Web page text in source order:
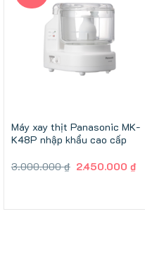
Máy xay thịt Panasonic MK-
K48P nhập khẩu cao cấp
3.000.000₫ Giá
2.450.000₫